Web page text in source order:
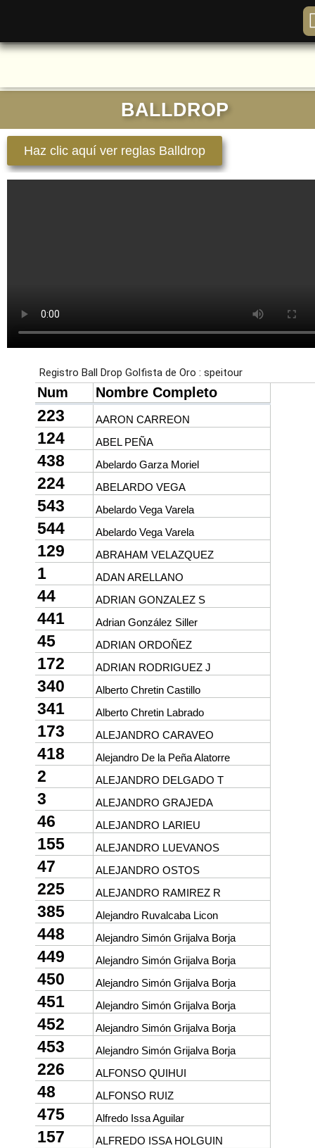
BALLDROP
Haz clic aquí ver reglas Balldrop